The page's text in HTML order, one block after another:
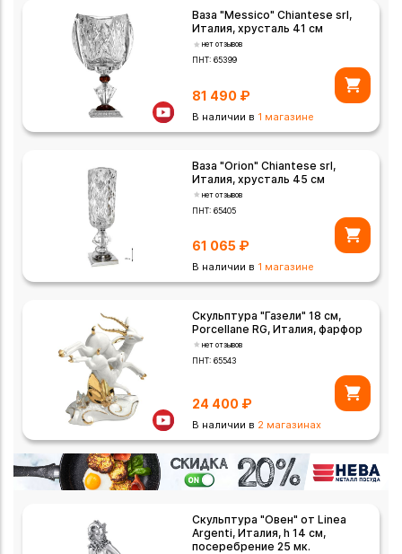
Ваза "Messico" Chiantese srl,
Италия, хрусталь 41 см
нет отзывов
ПНТ:65399
81 490 ₽
В наличии в 1 магазине
Ваза "Orion" Chiantese srl,
Италия, хрусталь 45 см
нет отзывов
ПНТ:65405
61 065 ₽
В наличии в 1 магазине
Скульптура "Газели" 18 см,
Porcellane RG, Италия, фарфор
нет отзывов
ПНТ:65543
24 400 ₽
В наличии в 2 магазинах
Скульптура "Овен" от Linea
Argenti, Италия, h 14 см,
посеребрение 25 мк.